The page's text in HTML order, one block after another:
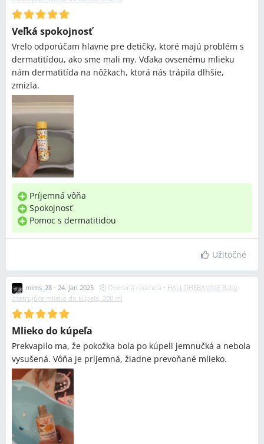
Veľká spokojnosť
Vrelo odporúčam hlavne pre detičky, ktoré majú problém s
dermatitídou, ako sme mali my. Vďaka ovsenému mlieku
nám dermatitída na nôžkach, ktorá nás trápila dlhšie,
zmizla.
Príjemná vôňa
Spokojnosť
Pomoc s dermatitidou
Užitočné
mims_28 • 24. jan 2025 Overená recenzia • HALLOHEBAMME Baby
ošetrujúce mlieko do kúpeľa, 200 ml
Mlieko do kúpeľa
Prekvapilo ma, že pokožka bola po kúpeli jemnučká a nebola
vysušená. Vôňa je príjemná, žiadne prevoňané mlieko.